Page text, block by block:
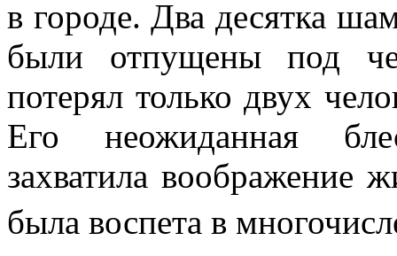
в городе. Два десятка
были отпущены под
потерял толь­ко двух
Его неожиданная
захватила воображение
была воспета в